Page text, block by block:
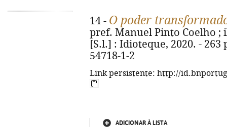
14 - O poder
pref. Manuel Pinto Coelho ;
[S.l.] : Idioteque, 2020. - 263
54718-1-2
Link persistente: http://
ADICIONAR À LISTA